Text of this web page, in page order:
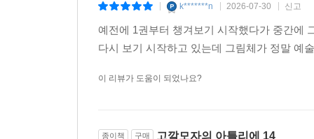
종이책 구매 그림은 정말
k*******n 2026-07-30 | 신고
예전에 1권부터 챙겨보기 시작했다가 중간에